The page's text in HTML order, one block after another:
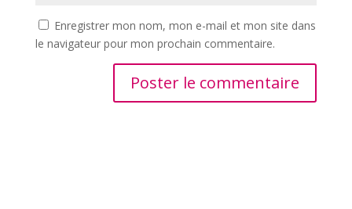
Enregistrer mon nom, mon e-mail et mon site dans
le navigateur pour mon prochain commentaire.